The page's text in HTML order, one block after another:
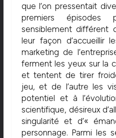
que l’on pressentait
premiers épisodes
sensiblement différent
leur façon d’accueillir
marketing de
ferment les yeux sur la
et tentent de tirer
jeu, et de l’autre les
potentiel et à
scientifique, désireux
singularité et d’«
personnage. Parmi les